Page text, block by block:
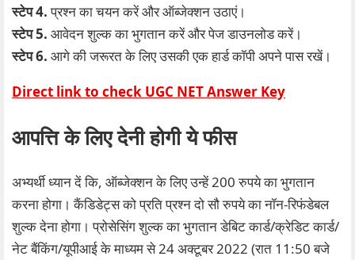
स्टेप 4.प्रश्न का चयन करें और ऑब्जेक्शन उठाएं।
स्टेप 5. आवेदन शुल्क का भुगतान करें और पेज डाउनलोड करें।
स्टेप 6. आगे की जरूरत के लिए उसकी एक हार्ड कॉपी अपने पास रखें।
Direct link to check UGC NET Answer Key
आपत्ति के लिए देनी होगी ये फीस
अभ्यर्थी ध्यान दें कि, ऑब्जेक्शन के लिए उन्हें 200 रुपये का भुगतान
करना होगा। कैंडिडेट्स को प्रति प्रश्न दो सौ रुपये का नॉन-रिफंडेबल
शुल्क देना होगा। प्रोसेसिंग शुल्क का भुगतान डेबिट कार्ड/क्रेडिट कार्ड/
नेट बैंकिंग/यूपीआई के माध्यम से 24 अक्टूबर 2022 (रात 11:50 बजे